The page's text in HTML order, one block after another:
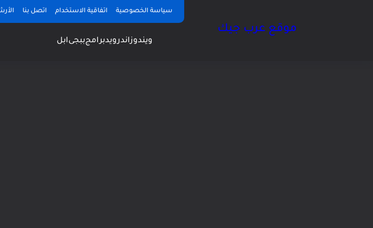
سياسة الخصوصية اتفاقية الاستخدام اتصل بنا
موقع عرب جيك
ويندوزاندرويدبرامجببجىابل